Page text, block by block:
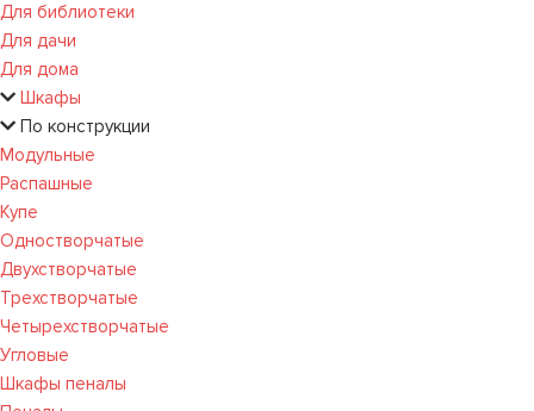
Для библиотеки
Для дачи
Для дома
Шкафы
По конструкции
Модульные
Распашные
Купе
Одностворчатые
Двухстворчатые
Трехстворчатые
Четырехстворчатые
Угловые
Шкафы пеналы